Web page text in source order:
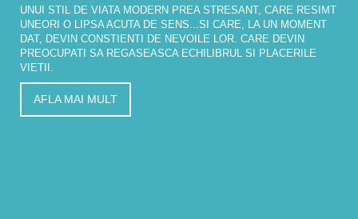
UNUI STIL DE VIATA MODERN PREA STRESANT, CARE RESIMT
UNEORI O LIPSA ACUTA DE SENS...SI CARE, LA UN MOMENT
DAT, DEVIN CONSTIENTI DE NEVOILE LOR. CARE DEVIN
PREOCUPATI SA REGASEASCA ECHILIBRUL SI PLACERILE
VIETII.
AFLA MAI MULT